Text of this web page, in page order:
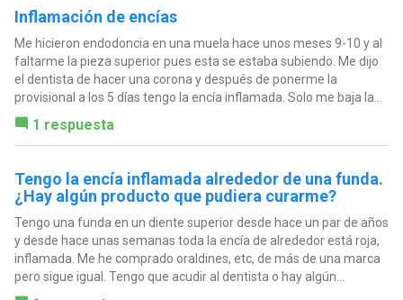
Inflamación de encías
Me hicieron endodoncia en una muela hace unos meses 9-10 y al
faltarme la pieza superior pues esta se estaba subiendo. Me dijo
el dentista de hacer una corona y después de ponerme la
provisional a los 5 días tengo la encía inflamada. Solo me baja la...
1 respuesta
Tengo la encía inflamada alrededor de una funda.
¿Hay algún producto que pudiera curarme?
Tengo una funda en un diente superior desde hace un par de años
y desde hace unas semanas toda la encía de alrededor está roja,
inflamada. Me he comprado oraldines, etc, de más de una marca
pero sigue igual. Tengo que acudir al dentista o hay algún...